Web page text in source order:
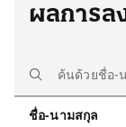
ผลการล
ชื่อ-นามสกุล